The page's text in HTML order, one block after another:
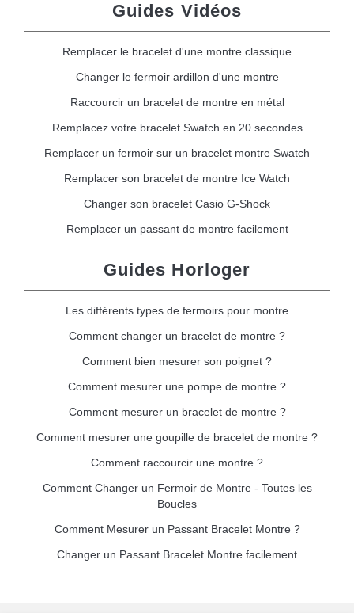
Guides Vidéos
Remplacer le bracelet d'une montre classique
Changer le fermoir ardillon d'une montre
Raccourcir un bracelet de montre en métal
Remplacez votre bracelet Swatch en 20 secondes
Remplacer un fermoir sur un bracelet montre Swatch
Remplacer son bracelet de montre Ice Watch
Changer son bracelet Casio G-Shock
Remplacer un passant de montre facilement
Guides Horloger
Les différents types de fermoirs pour montre
Comment changer un bracelet de montre ?
Comment bien mesurer son poignet ?
Comment mesurer une pompe de montre ?
Comment mesurer un bracelet de montre ?
Comment mesurer une goupille de bracelet de montre ?
Comment raccourcir une montre ?
Comment Changer un Fermoir de Montre - Toutes les
Boucles
Comment Mesurer un Passant Bracelet Montre ?
Changer un Passant Bracelet Montre facilement